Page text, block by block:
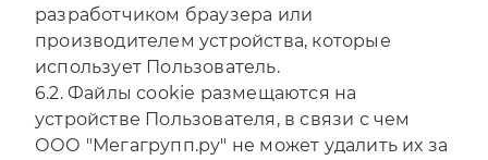
разработчиком браузера или
производителем устройства, которые
использует Пользователь.
6.2. Файлы cookie размещаются на
устройстве Пользователя, в связи с чем
ООО "Мегагрупп.ру" не может удалить их за